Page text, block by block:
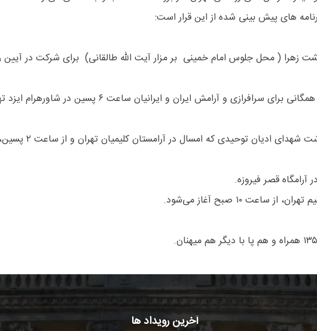
های پیش بینی شده از این قرار است:
زهرا ( محل جلوس امام خمینی بر مزار آیت الله طالقانی) برای شرکت در
ادیان توحیدی که امسال در آرامستان کلیمیان تهران و از ساعت ۲ پسین، برگزار می‌شود.
قصر فیروزه.
۱۰ صبح آغاز می‌شود.
آخرین رویداد ها